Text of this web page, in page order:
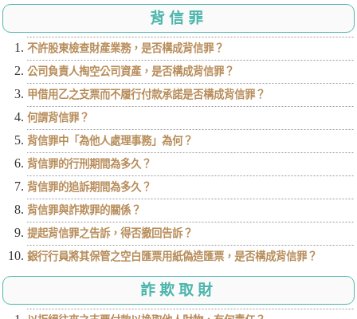
背信罪
不許股東檢查財產業務，是否構成背信罪？
公司負責人掏空公司資產，是否構成背信罪？
甲借用乙之支票而不履行付款承諾是否構成背信罪？
何謂背信罪？
背信罪中「為他人處理事務」為何？
背信罪的行刑期間為多久？
背信罪的追訴期間為多久？
背信罪與詐欺罪的關係？
提起背信罪之告訴，得否撤回告訴？
銀行行員將其保管之空白匯票用紙偽造匯票，是否構成背信罪？
詐欺取財